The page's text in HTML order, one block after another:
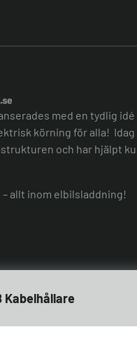
med en tydlig
körning för alla! Idag
och har hjälpt
allt inom elbilsladdning!
Kabelhållare